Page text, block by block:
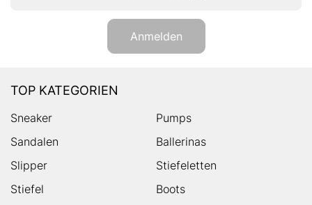
Anmelden
TOP KATEGORIEN
Sneaker
Pumps
Sandalen
Ballerinas
Slipper
Stiefeletten
Stiefel
Boots